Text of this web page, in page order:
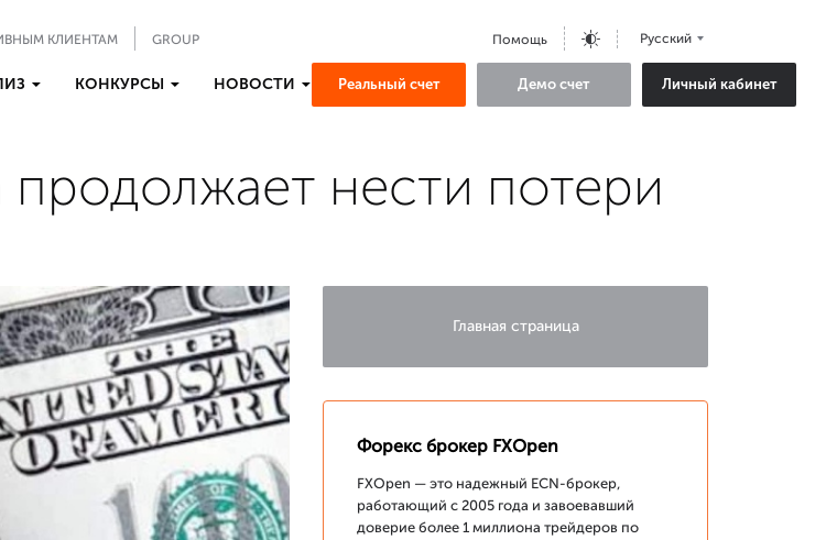
КЛИЕНТАМ GROUP Помощь Русский
КОНКУРСЫ НОВОСТИ Реальный счет Демо счет Личный кабинет
нести потери
Главная страница
Форекс брокер FXOpen
FXOpen — это надежный ECN-брокер,
работающий с 2005 года и завоевавший
доверие более 1 миллиона трейдеров по